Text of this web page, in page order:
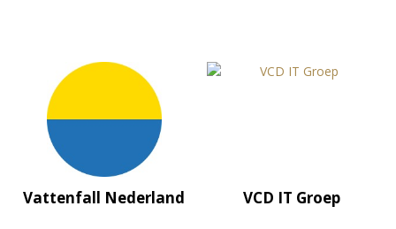
Vattenfall Nederland VCD IT Groep